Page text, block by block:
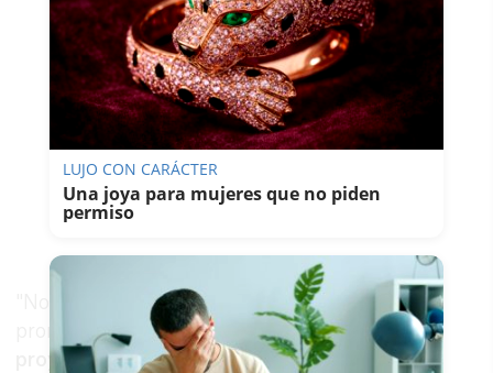
"No estamos viendo una subida porque el
promotor gane más dinero, sino porque cada
proyecto es mucho más caro de desarrollar",
LUJO CON CARÁCTER
Una joya para mujeres que no piden
permiso